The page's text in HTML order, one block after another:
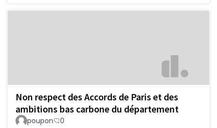
Non respect des Accords de Paris et des
ambitions bas carbone du département
poupon 0